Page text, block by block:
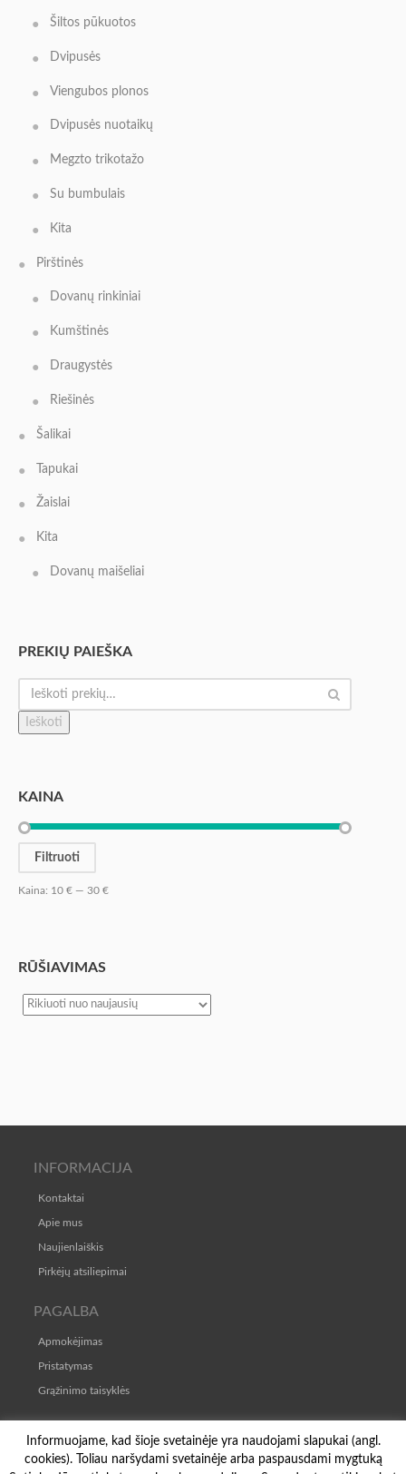
Šiltos pūkuotos
Dvipusės
Viengubos plonos
Dvipusės nuotaikų
Megzto trikotažo
Su bumbulais
Kita
Pirštinės
Dovanų rinkiniai
Kumštinės
Draugystės
Riešinės
Šalikai
Tapukai
Žaislai
Kita
Dovanų maišeliai
PREKIŲ PAIEŠKA
Ieškoti
KAINA
Filtruoti
Kaina: 10 € — 30 €
RŪŠIAVIMAS
INFORMACIJA
Kontaktai
Apie mus
Naujienlaiškis
Pirkėjų atsiliepimai
PAGALBA
Apmokėjimas
Pristatymas
Grąžinimo taisyklės
Pirkimo-pardavimo taisyklės
Informuojame, kad šioje svetainėje yra naudojami slapukai (angl.
cookies). Toliau naršydami svetainėje arba paspausdami mygtuką